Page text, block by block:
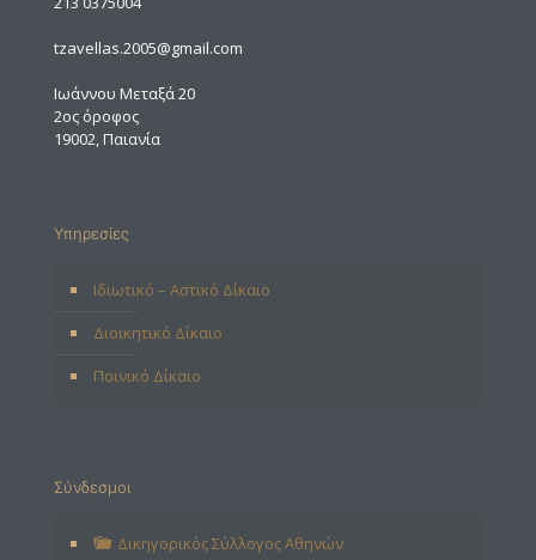
tzavellas.2005@gmail.com
Ιωάννου Μεταξά 20
2ος όροφος
19002, Παιανία
Υπηρεσίες
Ιδιωτικό – Αστικό Δίκαιο
Διοικητικό Δίκαιο
Ποινικό Δίκαιο
Σύνδεσμοι
Δικηγορικός Σύλλογος Αθηνών